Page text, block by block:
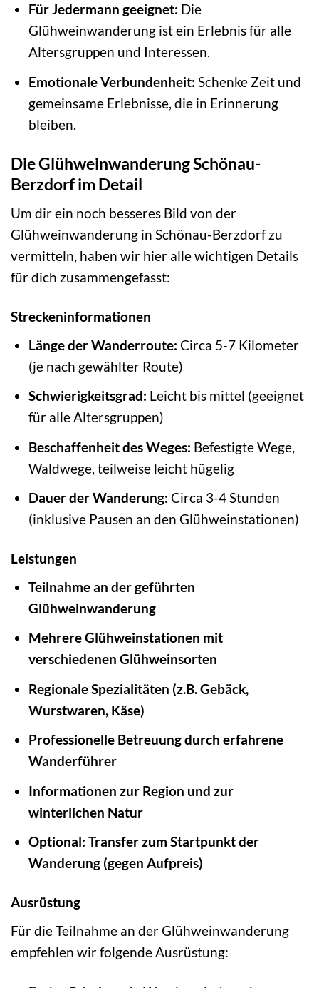
Für Jedermann geeignet: Die
Glühweinwanderung ist ein Erlebnis für alle
Altersgruppen und Interessen.
Emotionale Verbundenheit: Schenke Zeit und
gemeinsame Erlebnisse, die in Erinnerung
bleiben.
Die Glühweinwanderung Schönau-
Berzdorf im Detail
Um dir ein noch besseres Bild von der
Glühweinwanderung in Schönau-Berzdorf zu
vermitteln, haben wir hier alle wichtigen Details
für dich zusammengefasst:
Streckeninformationen
Länge der Wanderroute: Circa 5-7 Kilometer
(je nach gewählter Route)
Schwierigkeitsgrad: Leicht bis mittel (geeignet
für alle Altersgruppen)
Beschaffenheit des Weges: Befestigte Wege,
Waldwege, teilweise leicht hügelig
Dauer der Wanderung: Circa 3-4 Stunden
(inklusive Pausen an den Glühweinstationen)
Leistungen
Teilnahme an der geführten
Glühweinwanderung
Mehrere Glühweinstationen mit
verschiedenen Glühweinsorten
Regionale Spezialitäten (z.B. Gebäck,
Wurstwaren, Käse)
Professionelle Betreuung durch erfahrene
Wanderführer
Informationen zur Region und zur
winterlichen Natur
Optional: Transfer zum Startpunkt der
Wanderung (gegen Aufpreis)
Ausrüstung
Für die Teilnahme an der Glühweinwanderung
empfehlen wir folgende Ausrüstung: